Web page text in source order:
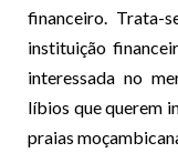
financeiro. Trata-
instituição
interessada no
líbios que querem
praias